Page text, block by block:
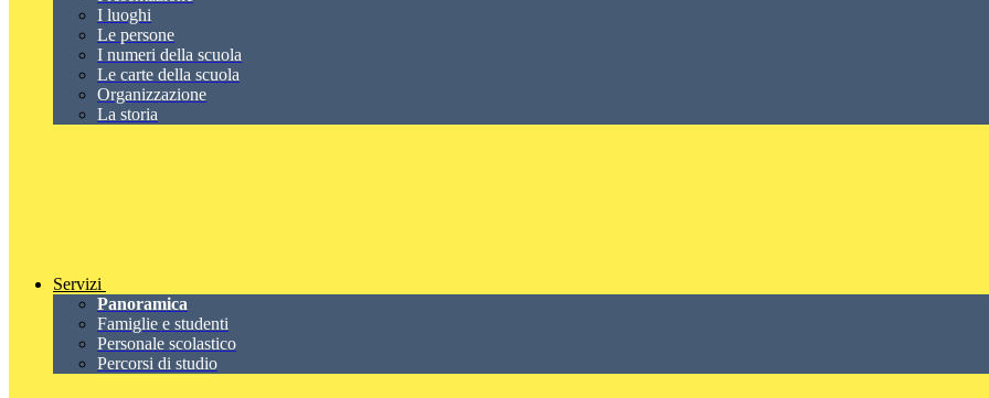
I luoghi
Le persone
I numeri della scuola
Le carte della scuola
Organizzazione
La storia
Servizi
Panoramica
Famiglie e studenti
Personale scolastico
Percorsi di studio